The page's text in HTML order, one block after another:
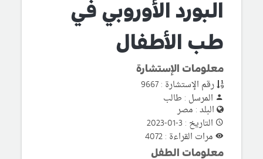
البورد الأوروبي في
طب الأطفال
معلومات الإستشارة
رقم الإستشارة : 9667
المرسل : طالب
البلد : مصر
التاريخ : 3-01-2023
مرات القراءة : 4072
معلومات الطفل